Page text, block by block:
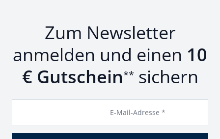
Zum Newsletter
anmelden und einen 10
€ Gutschein** sichern
E-Mail-Adresse *